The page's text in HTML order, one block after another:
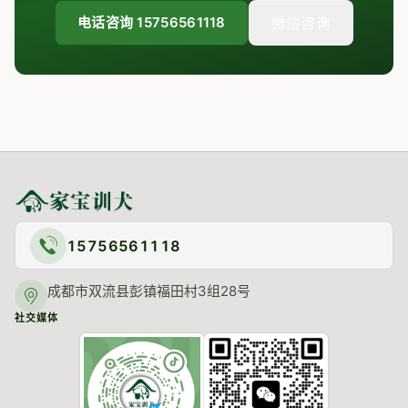
电话咨询 15756561118
15756561118
成都市双流县彭镇福田村3组28号
社交媒体